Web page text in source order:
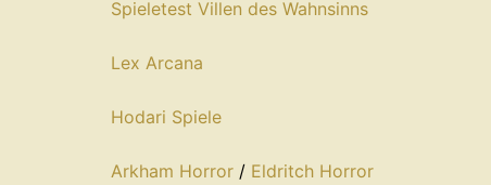
Spieletest Villen des Wahnsinns
Lex Arcana
Hodari Spiele
Arkham Horror / Eldritch Horror